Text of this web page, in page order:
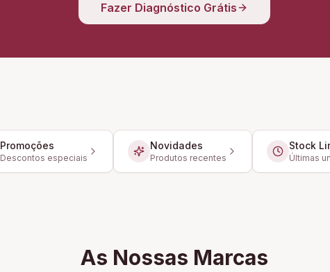
Fazer Diagnóstico Grátis
Promoções
Descontos especiais
Novidades
Produtos recentes
Stock
Últimas
As Nossas Marcas